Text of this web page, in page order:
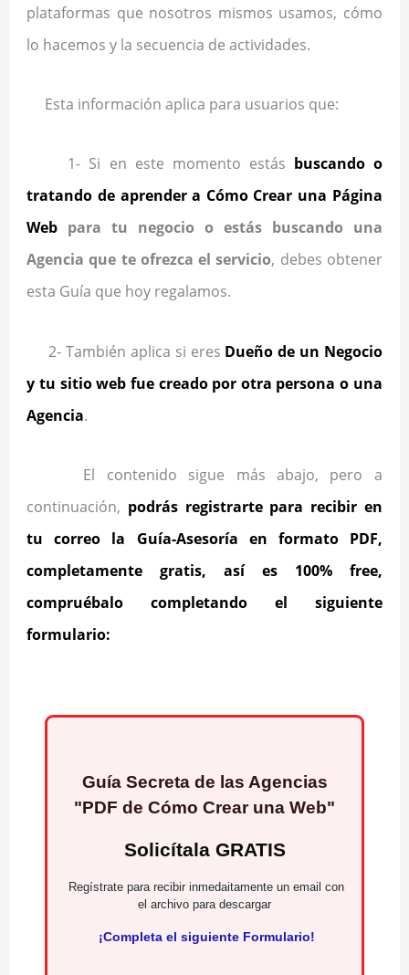
plataformas que nosotros mismos usamos, cómo
lo hacemos y la secuencia de actividades.
Esta información aplica para usuarios que:
1- Si en este momento estás buscando o
tratando de aprender a Cómo Crear una Página
Web para tu negocio o estás buscando una
Agencia que te ofrezca el servicio, debes obtener
esta Guía que hoy regalamos.
2- También aplica si eres Dueño de un Negocio
y tu sitio web fue creado por otra persona o una
Agencia.
El contenido sigue más abajo, pero a
continuación, podrás registrarte para recibir en
tu correo la Guía-Asesoría en formato PDF,
completamente gratis, así es 100% free,
compruébalo completando el siguiente
formulario: